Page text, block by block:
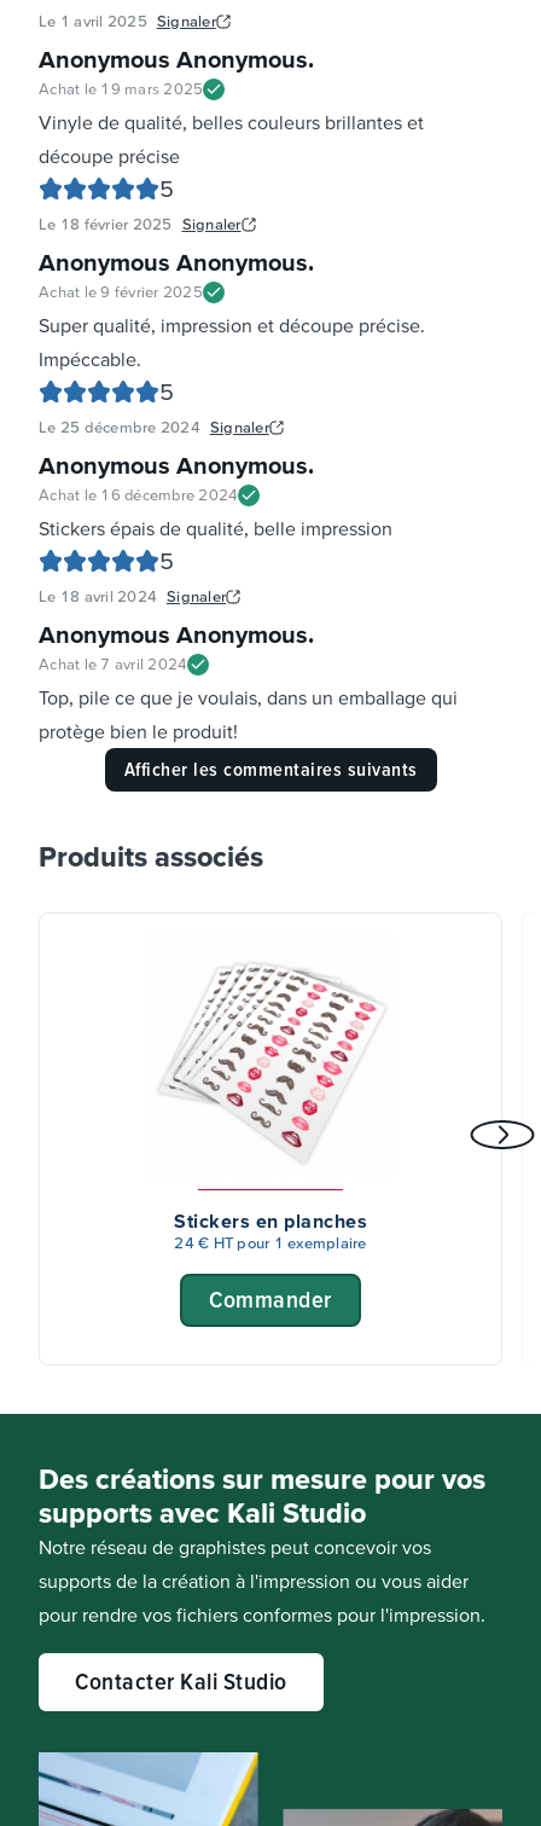
Le 1 avril 2025 Signaler
Anonymous Anonymous.
Achat le 19 mars 2025
Vinyle de qualité, belles couleurs brillantes et
découpe précise
5
Le 18 février 2025 Signaler
Anonymous Anonymous.
Achat le9 février 2025
Super qualité, impression et découpe précise.
Impéccable.
5
Le 25 décembre 2024 Signaler
Anonymous Anonymous.
Achat le 16 décembre 2024
Stickers épais de qualité, belle impression
5
Le 18 avril 2024 Signaler
Anonymous Anonymous.
Achat le 7 avril 2024
Top, pile ce que je voulais, dans un emballage qui
protège bien le produit!
Afficher les commentaires suivants
Produits associés
Stickers en planches
24 € HT pour 1 exemplaire
Commander
Des créations sur mesure pour vos
supports avec Kali Studio
Notre réseau de graphistes peut concevoir vos
supports de la création à l'impression ou vous aider
pour rendre vos fichiers conformes pour l'impression.
Contacter Kali Studio